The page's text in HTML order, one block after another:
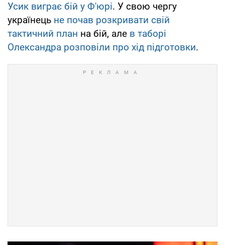
Усик виграє бій у Ф'юрі. У свою чергу
українець не почав розкривати свій
тактичний план на бій, але в таборі
Олександра розповіли про хід підготовки.